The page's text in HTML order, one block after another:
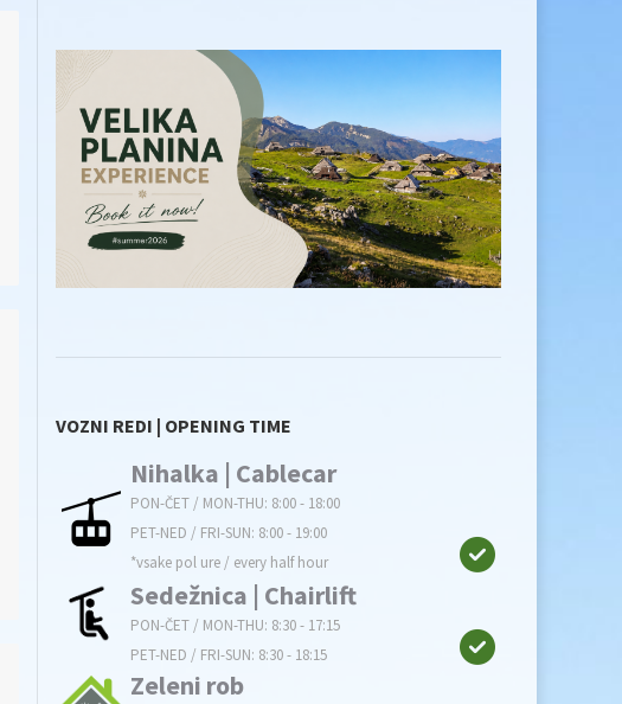
VOZNI REDI | OPENING TIME
Nihalka | Cablecar
PON-ČET / MON-THU: 8:00 - 18:00
PET-NED / FRI-SUN: 8:00 - 19:00
*vsake pol ure / every half hour
Sedežnica | Chairlift
PON-ČET / MON-THU: 8:30 - 17:15
PET-NED / FRI-SUN: 8:30 - 18:15
Zeleni rob